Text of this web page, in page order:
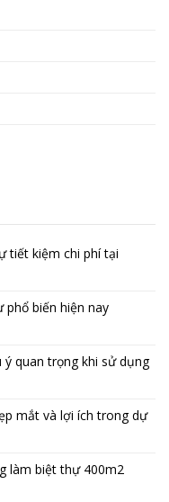
tiết kiệm chi phí tại
phổ biến hiện nay
ý quan trọng khi sử dụng
mắt và lợi ích trong dự
làm biệt thự 400m2